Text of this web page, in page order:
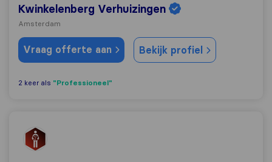
Kwinkelenberg Verhuizingen
Amsterdam
Vraag offerte aan Bekijk profiel
2 keer als "Professioneel"
Verhuisbedrijf Select Movers